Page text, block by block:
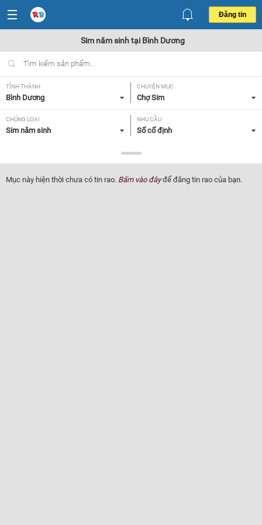
Đăng tin
Sim năm sinh tại Bình Dương
TỈNH THÀNH
Bình Dương
CHUYÊN MỤC
Chợ Sim
CHỦNG LOẠI
Sim năm sinh
NHU CẦU
Số cố định
100 - 200 triệu
Mục này hiện thời chưa có tin rao. Bấm vào đâyđể đăng tin rao của bạn.